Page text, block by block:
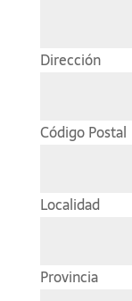
Dirección
Código Postal
Localidad
Provincia